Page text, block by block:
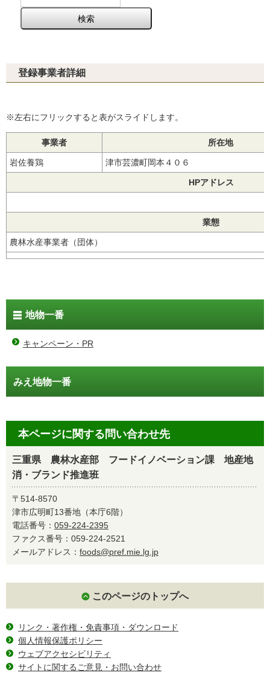
登録事業者詳細
※左右にフリックすると表がスライドします。
事業者 所在地
岩佐養鶏 津市芸濃町岡本４０６
HPアドレス
業態
農林水産事業者（団体）
地物一番
キャンペーン・PR
みえ地物一番
本ページに関する問い合わせ先
三重県 農林水産部 フードイノベーション課 地産地
消・ブランド推進班
〒514-8570
津市広明町13番地（本庁6階）
電話番号： 059-224-2395
ファクス番号：059-224-2521
メールアドレス： foods@pref.mie.lg.jp
このページのトップへ
リンク・著作権・免責事項・ダウンロード
個人情報保護ポリシー
ウェブアクセシビリティ
サイトに関するご意見・お問い合わせ